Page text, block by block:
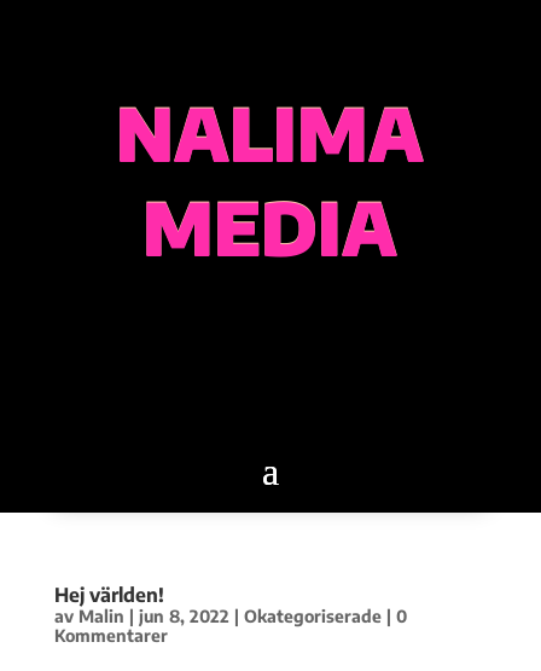
NALIMA
MEDIA
Hej världen!
av Malin | jun 8, 2022 | Okategoriserade| 0
Kommentarer